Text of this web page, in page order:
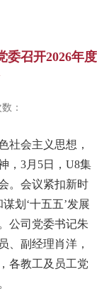
委召开2026年度
：
会主义思想，
，3月5日，U8集
。会议紧扣新时
划‘十五五’发展
公司党委书记朱
、副经理肖洋，
各教工及员工党